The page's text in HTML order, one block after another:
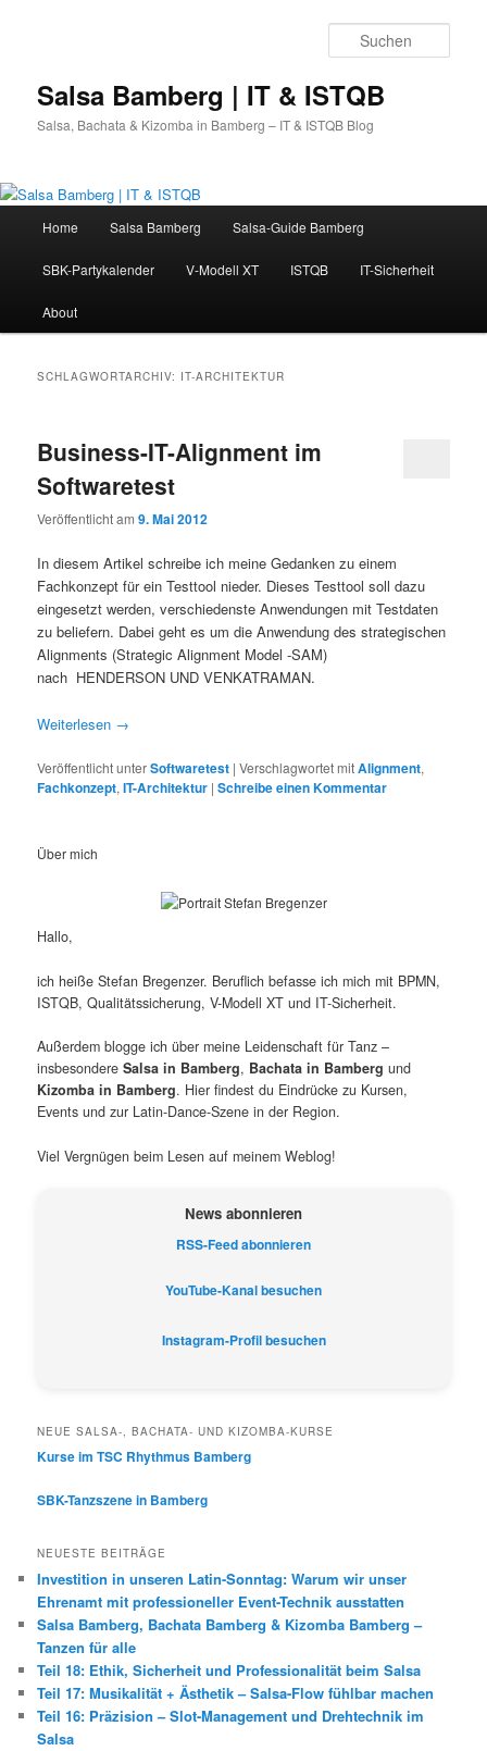
Salsa Bamberg | IT & ISTQB
Salsa, Bachata & Kizomba in Bamberg – IT & ISTQB Blog
Home Salsa Bamberg Salsa-Guide Bamberg
SBK-Partykalender V-Modell XT ISTQB IT-Sicherheit
About
SCHLAGWORTARCHIV: IT-ARCHITEKTUR
Business-IT-Alignment im
Softwaretest
Veröffentlicht am9. Mai 2012
In diesem Artikel schreibe ich meine Gedanken zu einem
Fachkonzept für ein Testtool nieder. Dieses Testtool soll dazu
eingesetzt werden, verschiedenste Anwendungen mit Testdaten
zu beliefern. Dabei geht es um die Anwendung des strategischen
Alignments (Strategic Alignment Model -SAM)
nach HENDERSON UND VENKATRAMAN.
Weiterlesen →
Veröffentlicht unterSoftwaretest |Verschlagwortet mitAlignment,
Fachkonzept,IT-Architektur |Schreibe einen Kommentar
Über mich
Hallo,
ich heiße Stefan Bregenzer. Beruflich befasse ich mich mit BPMN,
ISTQB, Qualitätssicherung, V-Modell XT und IT-Sicherheit.
Außerdem blogge ich über meine Leidenschaft für Tanz –
insbesondereSalsa in Bamberg, Bachata in Bamberg und
Kizomba in Bamberg. Hier findest du Eindrücke zu Kursen,
Events und zur Latin-Dance-Szene in der Region.
Viel Vergnügen beim Lesen auf meinem Weblog!
News abonnieren
RSS-Feed abonnieren
YouTube-Kanal besuchen
Instagram-Profil besuchen
NEUE SALSA-, BACHATA- UND KIZOMBA-KURSE
Kurse im TSC Rhythmus Bamberg
SBK-Tanzszene in Bamberg
NEUESTE BEITRÄGE
Investition in unseren Latin-Sonntag: Warum wir unser
Ehrenamt mit professioneller Event-Technik ausstatten
Salsa Bamberg, Bachata Bamberg & Kizomba Bamberg –
Tanzen für alle
Teil 18: Ethik, Sicherheit und Professionalität beim Salsa
Teil 17: Musikalität + Ästhetik – Salsa-Flow fühlbar machen
Teil 16: Präzision – Slot-Management und Drehtechnik im
Salsa